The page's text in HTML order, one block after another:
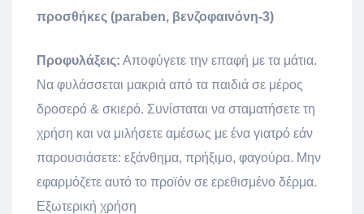
προσθήκες (paraben, βενζοφαινόνη-3)
Προφυλάξεις: Αποφύγετε την επαφή με τα μάτια.
Να φυλάσσεται μακριά από τα παιδιά σε μέρος
δροσερό & σκιερό. Συνίσταται να σταματήσετε τη
χρήση και να μιλήσετε αμέσως με ένα γιατρό εάν
παρουσιάσετε: εξάνθημα, πρήξιμο, φαγούρα. Μην
εφαρμόζετε αυτό το προϊόν σε ερεθισμένο δέρμα.
Εξωτερική χρήση